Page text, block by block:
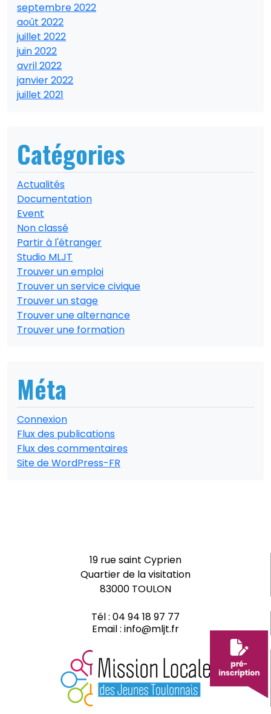
septembre 2022
août 2022
juillet 2022
juin 2022
avril 2022
janvier 2022
juillet 2021
Catégories
Actualités
Documentation
Event
Non classé
Partir à l'étranger
Studio MLJT
Trouver un emploi
Trouver un service civique
Trouver un stage
Trouver une alternance
Trouver une formation
Méta
Connexion
Flux des publications
Flux des commentaires
Site de WordPress-FR
19 rue saint Cyprien
Quartier de la visitation
83000 TOULON
Tél : 04 94 18 97 77
Email : info@mljt.fr